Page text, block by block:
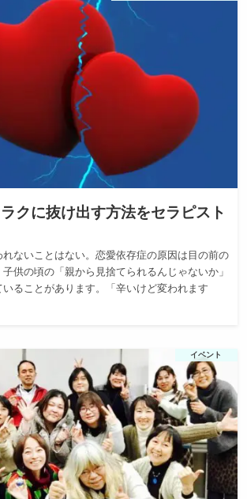
クに抜け出す方法をセラピスト
ないことはない。恋愛依存症の原因は目の前の
供の頃の「親から見捨てられるんじゃないか」
いることがあります。「辛いけど変われます
イベント